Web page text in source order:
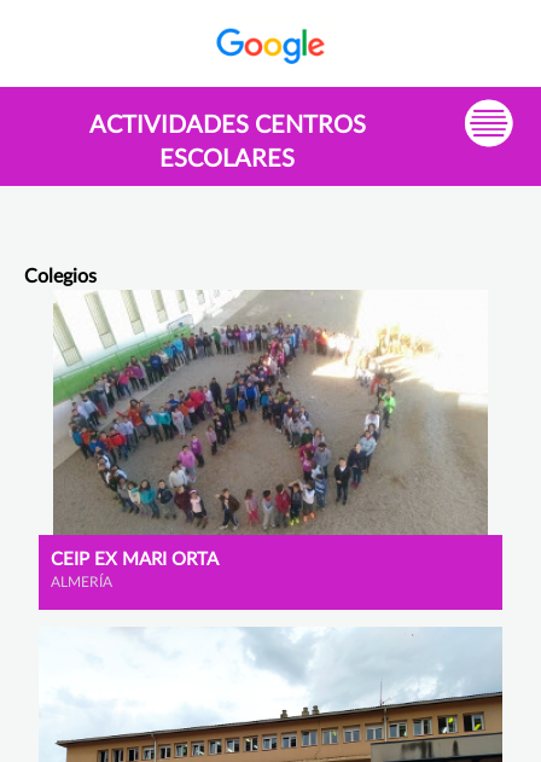
ACTIVIDADES CENTROS
ESCOLARES
Colegios
CEIP EX MARI ORTA
ALMERÍA